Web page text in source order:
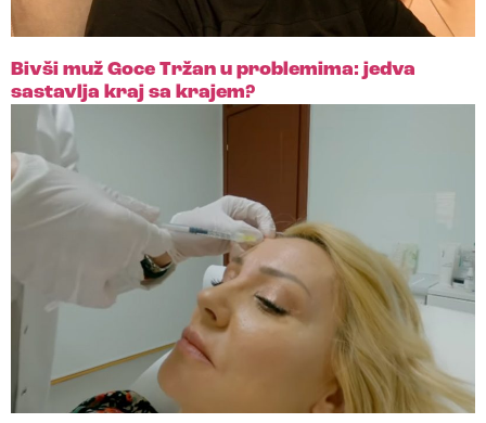
Bivši muž Goce Tržan u problemima: jedva
sastavlja kraj sa krajem?